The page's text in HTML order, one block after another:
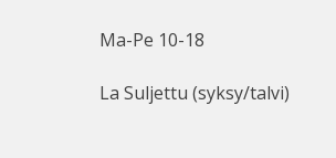
Ma-Pe 10-18
La Suljettu (syksy/talvi)